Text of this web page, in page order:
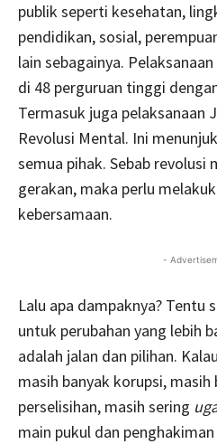
publik seperti kesehatan,
pendidikan, sosial,
lain sebagainya.
di 48 perguruan tinggi
Termasuk juga pelaksanaan
Revolusi Mental. Ini
semua pihak. Sebab revolusi
gerakan, maka perlu
kebersamaan.
-
Lalu apa dampaknya? Tentu
untuk perubahan yang lebih
adalah jalan dan pilihan.
masih banyak korupsi,
perselisihan, masih sering
main pukul dan